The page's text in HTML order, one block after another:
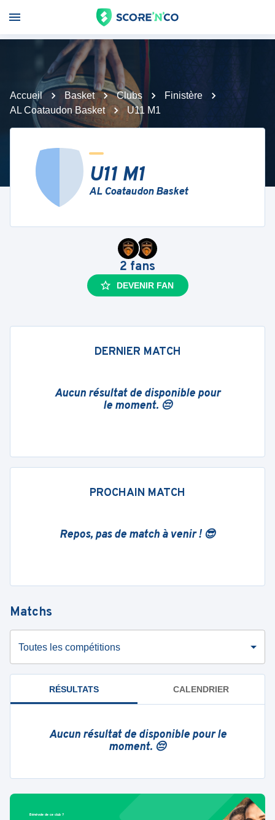
Accueil Basket Clubs
Finistère
AL Coataudon Basket
U11 M1
U11 M1
AL Coataudon Basket
2 fans
DEVENIR FAN
DERNIER MATCH
Aucun résultat de disponible pour
le moment. 😔
PROCHAIN MATCH
Repos, pas de match à venir ! 😎
Matchs
Toutes les compétitions
RÉSULTATS CALENDRIER
Aucun résultat de disponible pour le
moment. 😔
Bénévole de ce club ?